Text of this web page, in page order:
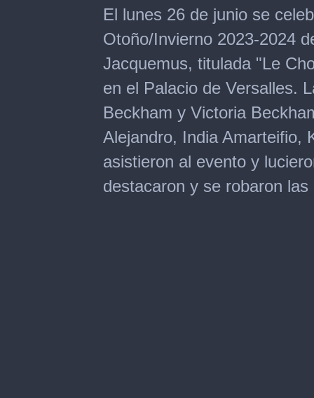
of
1
37
El lunes 26 de junio se
Otoño/Invierno 2023-2024
Jacquemus, titulada "Le
en el Palacio de Versalles.
Beckham y Victoria
Alejandro, India Amarteifio,
asistieron al evento y
destacaron y se robaron